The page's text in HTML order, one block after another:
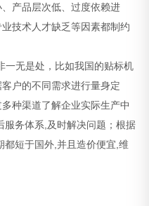
产品层次低、过度依赖进
技术人才缺乏等因素都制约
一无是处，比如我国的贴标机
户的不同需求进行量身定
种渠道了解企业实际生产中
服务体系,及时解决问题；根据
都短于国外,并且造价便宜,维